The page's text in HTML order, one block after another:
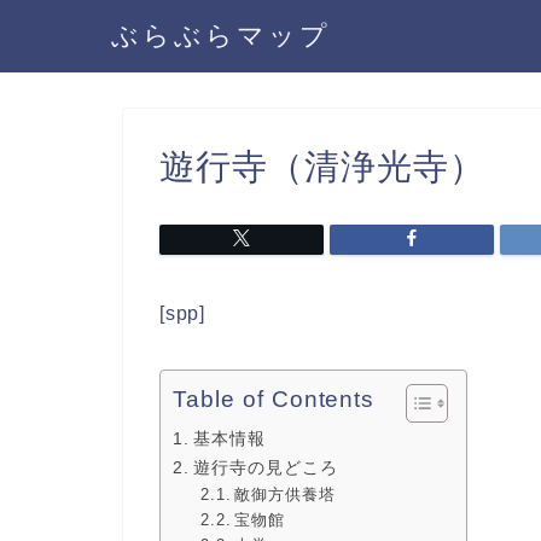
ぶらぶらマップ
遊行寺（清浄光寺）
[spp]
Table of Contents
基本情報
遊行寺の見どころ
敵御方供養塔
宝物館